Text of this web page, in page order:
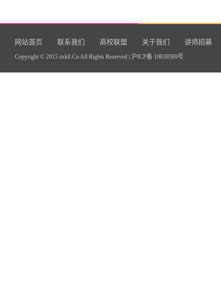
网站首页 联系我们 高校联盟 关于我们 讲师招募
Copyright © 2015 zxk8.Cn All Rights Reserved | 沪ICP备 10039589号